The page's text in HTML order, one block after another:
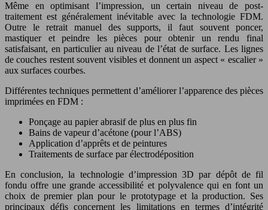
Même en optimisant l’impression, un certain niveau de post-
traitement est généralement inévitable avec la technologie FDM.
Outre le retrait manuel des supports, il faut souvent poncer,
mastiquer et peindre les pièces pour obtenir un rendu final
satisfaisant, en particulier au niveau de l’état de surface. Les lignes
de couches restent souvent visibles et donnent un aspect « escalier »
aux surfaces courbes.
Différentes techniques permettent d’améliorer l’apparence des pièces
imprimées en FDM :
Ponçage au papier abrasif de plus en plus fin
Bains de vapeur d’acétone (pour l’ABS)
Application d’apprêts et de peintures
Traitements de surface par électrodéposition
En conclusion, la technologie d’impression 3D par dépôt de fil
fondu offre une grande accessibilité et polyvalence qui en font un
choix de premier plan pour le prototypage et la production. Ses
principaux défis concernent les limitations en termes d’intégrité